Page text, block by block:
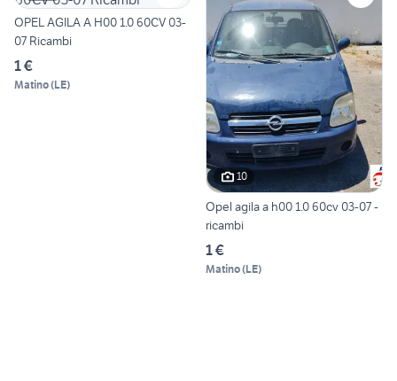
OPEL AGILA A H00 1.0 60CV 03-
07 Ricambi
1 €
Matino(LE)
10
Opel agila a h00 1.0 60cv 03-07 -
ricambi
1 €
Matino(LE)